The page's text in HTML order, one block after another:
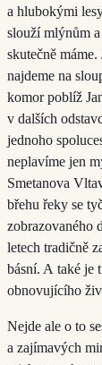
a hlubokými
slouží mlýnům
skutečně
najdeme na
komor poblíž
v dalších
jednoho
neplavíme jen
Smetanova
břehu řeky se
zobrazovaného
letech tradičně
básní. A také je
obnovujícího
Nejde ale o to
a zajímavých